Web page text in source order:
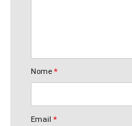
Nome *
Email *